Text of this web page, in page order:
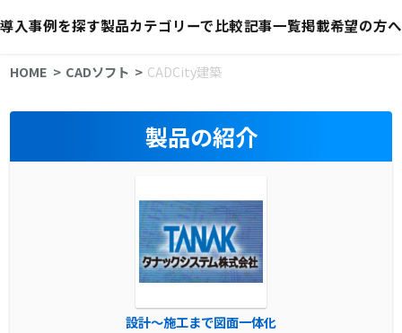
導入事例を探す製品カテゴリーで比較記事一覧掲載希望の方へ
HOME CADソフト CADCity建築
製品の紹介
設計～施工まで図面一体化